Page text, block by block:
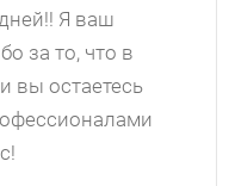
Я ваш
за то, что в
вы остаетесь